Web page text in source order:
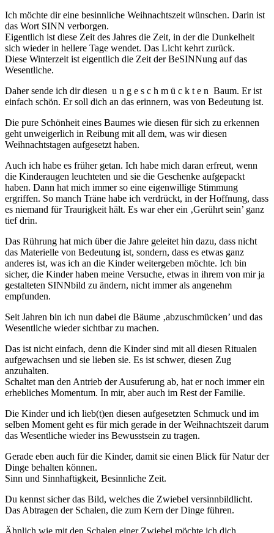
Ich möchte dir eine besinnliche Weihnachtszeit wünschen. Darin ist
das Wort SINN verborgen.
Eigentlich ist diese Zeit des Jahres die Zeit, in der die Dunkelheit
sich wieder in hellere Tage wendet. Das Licht kehrt zurück.
Diese Winterzeit ist eigentlich die Zeit der BeSINNung auf das
Wesentliche.
Daher sende ich dir diesen u n g e s c h m ü c k t e n Baum. Er ist
einfach schön. Er soll dich an das erinnern, was von Bedeutung ist.
Die pure Schönheit eines Baumes wie diesen für sich zu erkennen
geht unweigerlich in Reibung mit all dem, was wir diesen
Weihnachtstagen aufgesetzt haben.
Auch ich habe es früher getan. Ich habe mich daran erfreut, wenn
die Kinderaugen leuchteten und sie die Geschenke aufgepackt
haben. Dann hat mich immer so eine eigenwillige Stimmung
ergriffen. So manch Träne habe ich verdrückt, in der Hoffnung, dass
es niemand für Traurigkeit hält. Es war eher ein ‚Gerührt sein’ ganz
tief drin.
Das Rührung hat mich über die Jahre geleitet hin dazu, dass nicht
das Materielle von Bedeutung ist, sondern, dass es etwas ganz
anderes ist, was ich an die Kinder weitergeben möchte. Ich bin
sicher, die Kinder haben meine Versuche, etwas in ihrem von mir ja
gestalteten SINNbild zu ändern, nicht immer als angenehm
empfunden.
Seit Jahren bin ich nun dabei die Bäume ‚abzuschmücken’ und das
Wesentliche wieder sichtbar zu machen.
Das ist nicht einfach, denn die Kinder sind mit all diesen Ritualen
aufgewachsen und sie lieben sie. Es ist schwer, diesen Zug
anzuhalten.
Schaltet man den Antrieb der Ausuferung ab, hat er noch immer ein
erhebliches Momentum. In mir, aber auch im Rest der Familie.
Die Kinder und ich lieb(t)en diesen aufgesetzten Schmuck und im
selben Moment geht es für mich gerade in der Weihnachtszeit darum
das Wesentliche wieder ins Bewusstsein zu tragen.
Gerade eben auch für die Kinder, damit sie einen Blick für Natur der
Dinge behalten können.
Sinn und Sinnhaftigkeit, Besinnliche Zeit.
Du kennst sicher das Bild, welches die Zwiebel versinnbildlicht.
Das Abtragen der Schalen, die zum Kern der Dinge führen.
Ähnlich wie mit den Schalen einer Zwiebel möchte ich dich